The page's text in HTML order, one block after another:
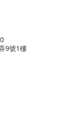
9號1樓